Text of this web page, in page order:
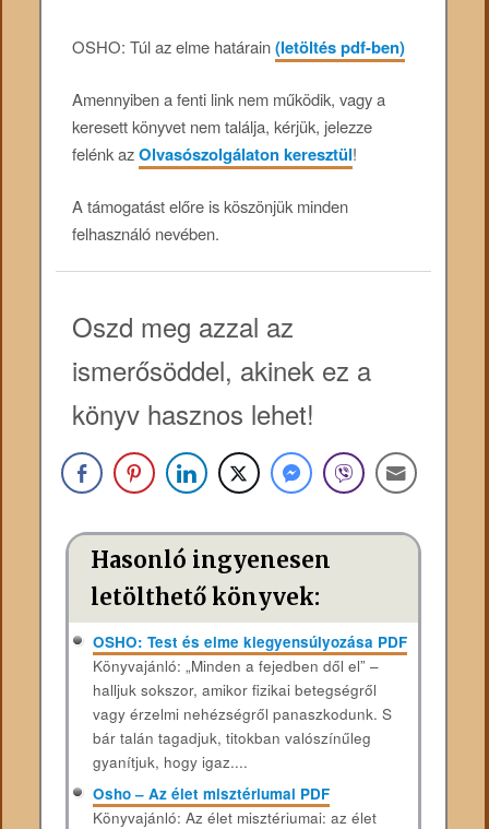
OSHO: Túl az elme határain(letöltés pdf-ben)
Amennyiben a fenti link nem működik, vagy a
keresett könyvet nem találja, kérjük, jelezze
felénk azOlvasószolgálaton keresztül!
A támogatást előre is köszönjük minden
felhasználó nevében.
Oszd meg azzal az
ismerősöddel, akinek ez a
könyv hasznos lehet!
Hasonló ingyenesen
letölthető könyvek:
OSHO: Test és elme kiegyensúlyozása PDF
Könyvajánló: „Minden a fejedben dől el” –
halljuk sokszor, amikor fizikai betegségről
vagy érzelmi nehézségről panaszkodunk. S
bár talán tagadjuk, titokban valószínűleg
gyanítjuk, hogy igaz....
Osho – Az élet misztériumai PDF
Könyvajánló: Az élet misztériumai: az élet